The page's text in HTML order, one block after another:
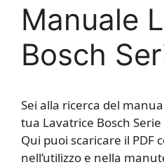
Manuale
Bosch
Sei alla ricerca del
tua Lavatrice Bosch
Qui puoi scaricare il PDF
nell’utilizzo e nella